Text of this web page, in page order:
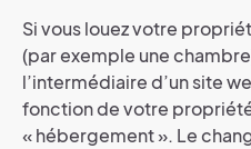
Si vous louez votre
(par exemple une
l’intermédiaire d’un site
fonction de votre
« hébergement ». Le